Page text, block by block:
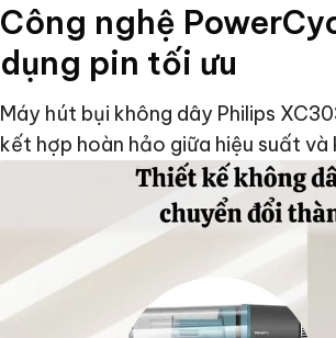
Công nghệ
dụng pin tối ưu
Máy hút bụi không dây Philips
kết hợp hoàn hảo giữa hiệu suất